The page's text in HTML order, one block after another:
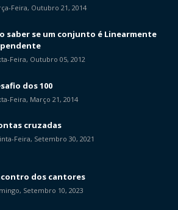
Feira, Outubro 21, 2014
saber se um conjunto é Linearmente
Feira, Outubro 05, 2012
dos 100
Feira, Março 21, 2014
cruzadas
Feira, Setembro 30, 2021
dos cantores
Setembro 10, 2023